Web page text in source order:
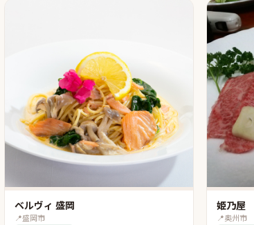
ベルヴィ 盛岡
📍盛岡市
姫乃屋
📍奥州市